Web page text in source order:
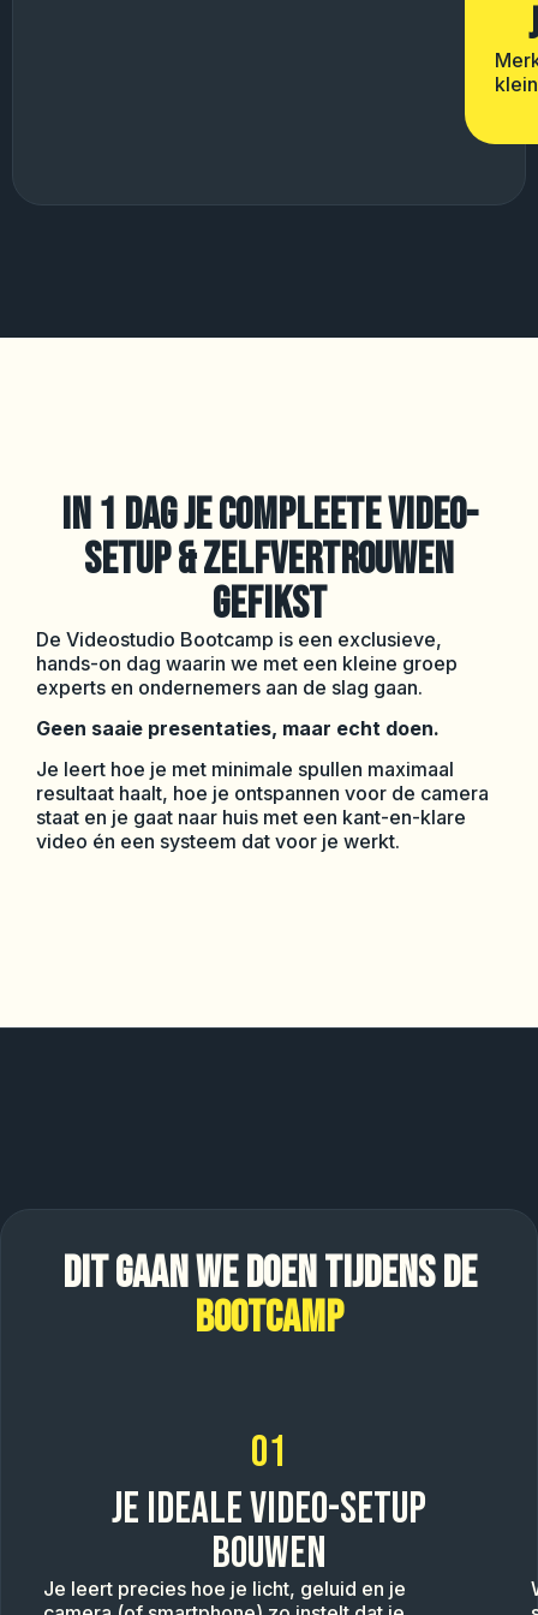
IN 1 DAG JE COMPLEETE VIDEO-
SETUP & ZELFVERTROUWEN
GEFIKST
De Videostudio Bootcamp is een exclusieve,
hands-on dag waarin we met een kleine groep
experts en ondernemers aan de slag gaan.
Geen saaie presentaties, maar echt doen.
Je leert hoe je met minimale spullen maximaal
resultaat haalt, hoe je ontspannen voor de camera
staat en je gaat naar huis met een kant-en-klare
video én een systeem dat voor je werkt.
DIT GAAN WE DOEN TIJDENS DE
BOOTCAMP
01
JE IDEALE VIDEO-SETUP
BOUWEN
Je leert precies hoe je licht, geluid en je